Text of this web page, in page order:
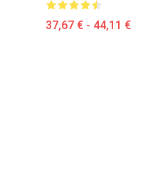
37,67 € - 44,11 €